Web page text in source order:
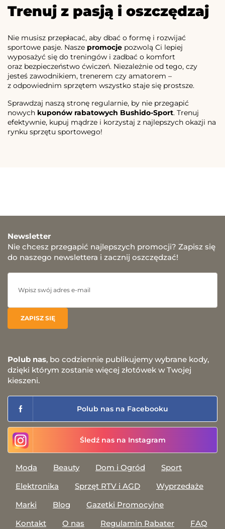
Trenuj z pasją i oszczędzaj
Nie musisz przepłacać, aby dbać o formę i rozwijać
sportowe pasje. Nasze promocje pozwolą Ci lepiej
wyposażyć się do treningów i zadbać o komfort
oraz bezpieczeństwo ćwiczeń. Niezależnie od tego, czy
jesteś zawodnikiem, trenerem czy amatorem –
z odpowiednim sprzętem wszystko staje się prostsze.
Sprawdzaj naszą stronę regularnie, by nie przegapić
nowych kuponów rabatowych Bushido-Sport. Trenuj
efektywnie, kupuj mądrze i korzystaj z najlepszych okazji na
rynku sprzętu sportowego!
Newsletter
Nie chcesz przegapić najlepszych promocji? Zapisz się
do naszego newslettera i zacznij oszczędzać!
Polub nas, bo codziennie publikujemy wybrane kody,
dzięki którym zostanie więcej złotówek w Twojej
kieszeni.
Polub nas na Facebooku
Śledź nas na Instagram
Moda Beauty Dom i Ogród
Sport
Elektronika
Sprzęt RTV i AGD
Wyprzedaże
Marki
Blog
Gazetki Promocyjne
Kontakt
O nas Regulamin Rabater
FAQ